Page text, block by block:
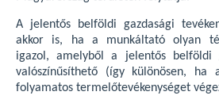
A jelentős belföldi gazdasági
akkor is, ha a munkáltató olyan
igazol, amelyből a jelentős belföldi
valószínűsíthető (így különösen, ha
folyamatos termelőtevékenységet